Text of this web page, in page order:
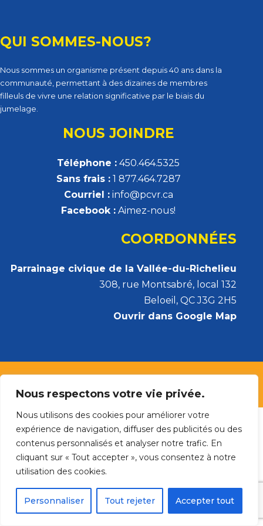
Nous respectons votre vie privée.
Nous utilisons des cookies pour améliorer votre
expérience de navigation, diffuser des publicités ou des
contenus personnalisés et analyser notre trafic. En
cliquant sur « Tout accepter », vous consentez à notre
utilisation des cookies.
Personnaliser Tout rejeter Accepter tout
QUI SOMMES-NOUS?
Nous sommes un organisme présent depuis 40 ans dans la
communauté, permettant à des dizaines de membres
filleuls de vivre une relation significative par le biais du
jumelage.
NOUS JOINDRE
Téléphone : 450.464.5325
Sans frais : 1 877.464.7287
Courriel : info@pcvr.ca
Facebook : Aimez-nous!
COORDONNÉES
Parrainage civique de la Vallée-du-Richelieu
308, rue Montsabré, local 132
Beloeil, QC J3G 2H5
Ouvrir dans Google Map
© 2022